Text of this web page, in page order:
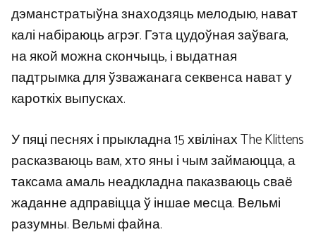
дэманстратыўна знаходзяць мелодыю, нават
калі набіраюць агрэг. Гэта цудоўная заўвага,
на якой можна скончыць, і выдатная
падтрымка для ўзважанага секвенса нават у
кароткіх выпусках.
У пяці песнях і прыкладна 15 хвілінах The Klittens
расказваюць вам, хто яны і чым займаюцца, а
таксама амаль неадкладна паказваюць сваё
жаданне адправіцца ў іншае месца. Вельмі
разумны. Вельмі файна.